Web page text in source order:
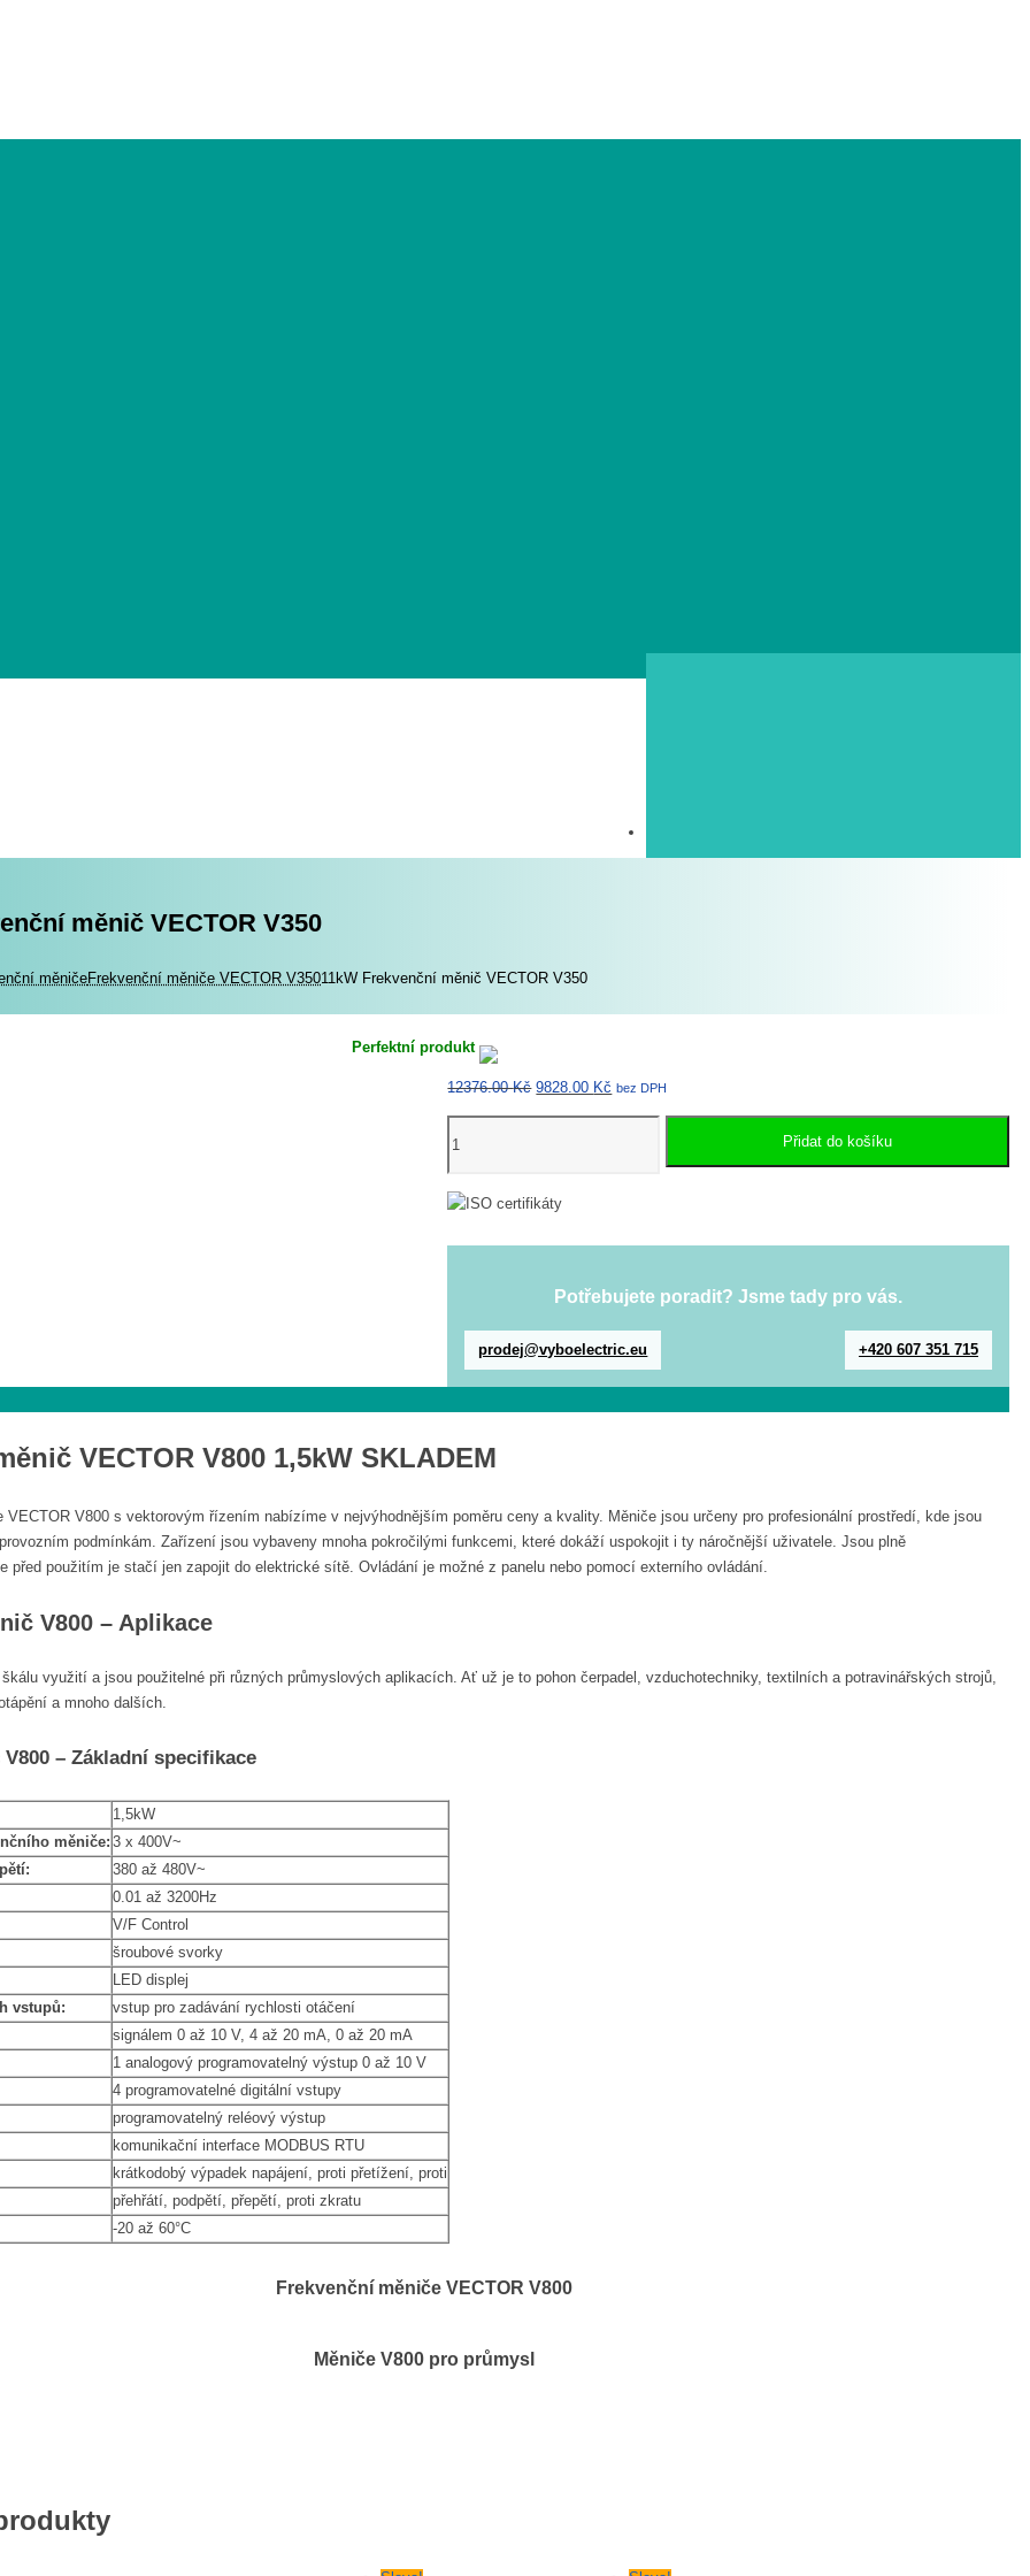
měnič VECTOR V350
měničeFrekvenční měniče VECTOR V35011kW Frekvenční měnič VECTOR V350
Perfektní produkt
12376.00Kč Původní
9828.00 Kč Aktuální
9828.00 Kč.
bez DPH
Frekvenční
měnič
VECTOR
Přidat do košíku
Potřebujete poradit? Jsme tady pro vás.
prodej@vyboelectric.eu +420 607 351 715
VECTOR V800 1,5kW SKLADEM
VECTOR V800 s vektorovým řízením nabízíme v nejvýhodnějším poměru ceny a kvality. Měniče jsou určeny pro profesionální prostředí, kde jsou
podmínkám. Zařízení jsou vybaveny mnoha pokročilými funkcemi, které dokáží uspokojit i ty náročnější uživatele. Jsou plně
před použitím je stačí jen zapojit do elektrické sítě. Ovládání je možné z panelu nebo pomocí externího ovládání.
V800 – Aplikace
využití a jsou použitelné při různých průmyslových aplikacích. Ať už je to pohon čerpadel, vzduchotechniky, textilních a potravinářských strojů,
a mnoho dalších.
– Základní specifikace
1,5kW
měniče: 3 x 400V~
380 až 480V~
0.01 až 3200Hz
V/F Control
šroubové svorky
LED displej
vstupů:
vstup pro zadávání rychlosti otáčení
signálem 0 až 10 V, 4 až 20 mA, 0 až 20 mA
1 analogový programovatelný výstup 0 až 10 V
4 programovatelné digitální vstupy
programovatelný reléový výstup
komunikační interface MODBUS RTU
krátkodobý výpadek napájení, proti přetížení, proti
přehřátí, podpětí, přepětí, proti zkratu
-20 až 60°C
Frekvenční měniče VECTOR V800
Měniče V800 pro průmysl